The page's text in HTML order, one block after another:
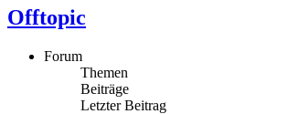
Offtopic
Forum
Themen
Beiträge
Letzter Beitrag